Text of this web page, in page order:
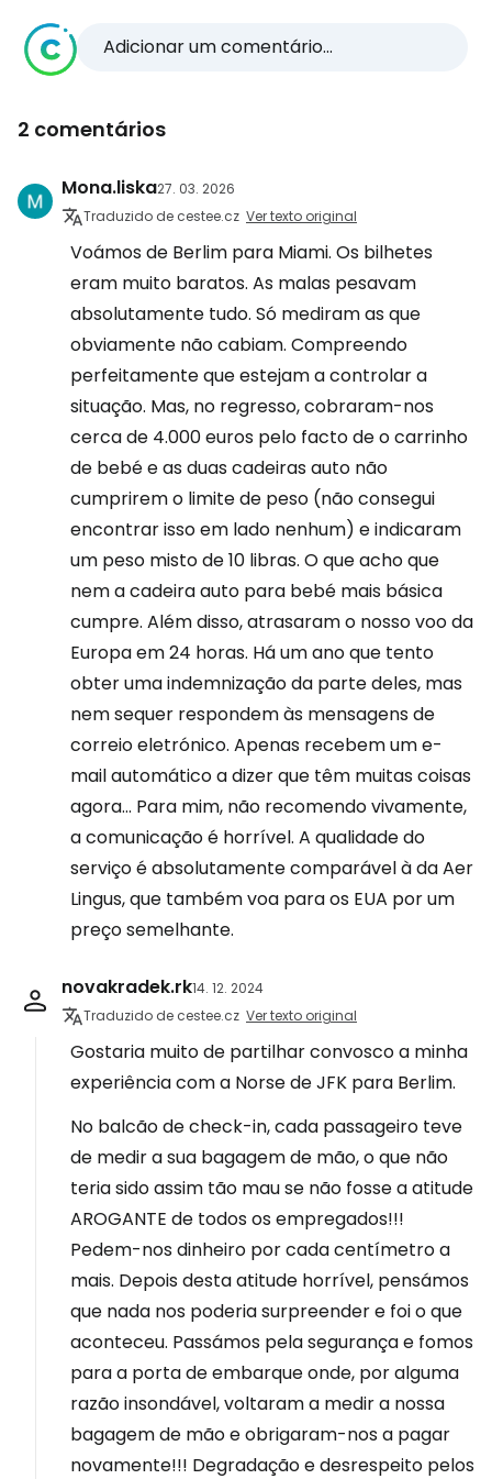
Adicionar um comentário...
2 comentários
Mona.liska27. 03. 2026
Traduzido de cestee.cz Ver texto original
Voámos de Berlim para Miami. Os bilhetes
eram muito baratos. As malas pesavam
absolutamente tudo. Só mediram as que
obviamente não cabiam. Compreendo
perfeitamente que estejam a controlar a
situação. Mas, no regresso, cobraram-nos
cerca de 4.000 euros pelo facto de o carrinho
de bebé e as duas cadeiras auto não
cumprirem o limite de peso (não consegui
encontrar isso em lado nenhum) e indicaram
um peso misto de 10 libras. O que acho que
nem a cadeira auto para bebé mais básica
cumpre. Além disso, atrasaram o nosso voo da
Europa em 24 horas. Há um ano que tento
obter uma indemnização da parte deles, mas
nem sequer respondem às mensagens de
correio eletrónico. Apenas recebem um e-
mail automático a dizer que têm muitas coisas
agora... Para mim, não recomendo vivamente,
a comunicação é horrível. A qualidade do
serviço é absolutamente comparável à da Aer
Lingus, que também voa para os EUA por um
preço semelhante.
novakradek.rk14. 12. 2024
Traduzido de cestee.cz Ver texto original
Gostaria muito de partilhar convosco a minha
experiência com a Norse de JFK para Berlim.
No balcão de check-in, cada passageiro teve
de medir a sua bagagem de mão, o que não
teria sido assim tão mau se não fosse a atitude
AROGANTE de todos os empregados!!!
Pedem-nos dinheiro por cada centímetro a
mais. Depois desta atitude horrível, pensámos
que nada nos poderia surpreender e foi o que
aconteceu. Passámos pela segurança e fomos
para a porta de embarque onde, por alguma
razão insondável, voltaram a medir a nossa
bagagem de mão e obrigaram-nos a pagar
novamente!!! Degradação e desrespeito pelos